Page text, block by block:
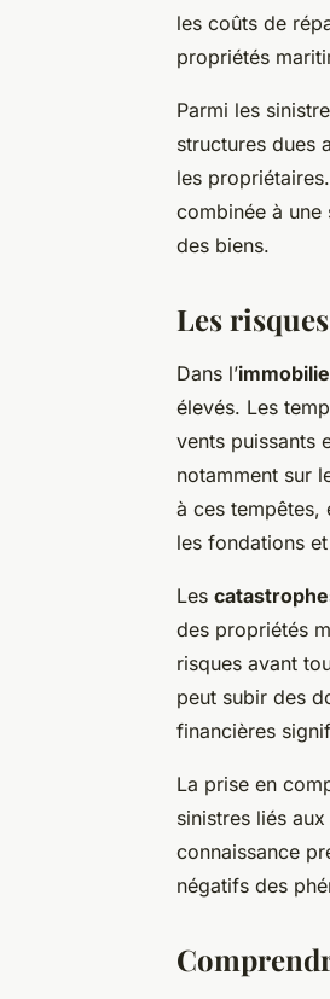
les coûts de
propriétés
Parmi les
structures dues
les
combinée à une
des biens.
Les
Dans l’
élevés. Les
vents puissants
notamment sur
à ces tempêtes,
les fondations
Les
des propriétés
risques avant
peut subir des
financières
La prise en
sinistres liés
connaissance
négatifs des